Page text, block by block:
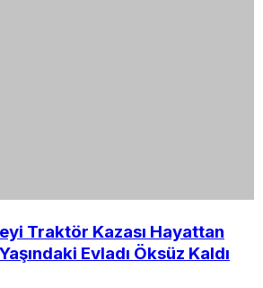
Traktör Kazası Hayattan
Evladı Öksüz Kaldı